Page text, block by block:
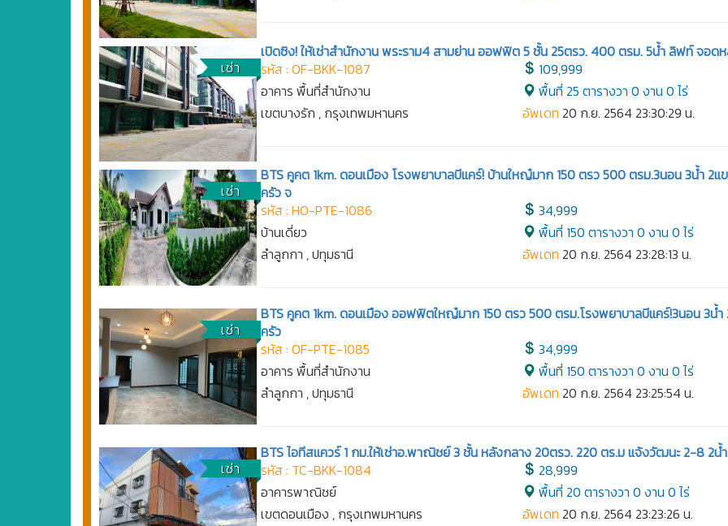
เช่า
เปิดซิง! ให้เช่าสำนักงาน พระราม4 สามย่าน ออฟฟิต 5 ชั้น 25ตรว. 400 ตรม. 5น้ำ ลิฟท์ จอด
รหัส : OF-BKK-1087
อาคาร พื้นที่สำนักงาน
เขตบางรัก , กรุงเทพมหานคร
109,999
พื้นที่ 25 ตารางวา 0 งาน 0 ไร่
อัพเดท 20 ก.ย. 2564 23:30:29 น.
เช่า
BTS คูคต 1km. ดอนเมือง โรงพยาบาลบีแคร์! บ้านใหญ๋มาก 150 ตรว 500 ตรม.3นอน 3น้ำ 2แ
ครัว จ
รหัส : HO-PTE-1086
บ้านเดี่ยว
ลำลูกกา , ปทุมธานี
34,999
พื้นที่ 150 ตารางวา 0 งาน 0 ไร่
อัพเดท 20 ก.ย. 2564 23:28:13 น.
เช่า
BTS คูคต 1km. ดอนเมือง ออฟฟิตใหญ๋มาก 150 ตรว 500 ตรม.โรงพยาบาลบีแคร์!3นอน 3น้ำ
ครัว
รหัส : OF-PTE-1085
อาคาร พื้นที่สำนักงาน
ลำลูกกา , ปทุมธานี
34,999
พื้นที่ 150 ตารางวา 0 งาน 0 ไร่
อัพเดท 20 ก.ย. 2564 23:25:54 น.
เช่า
BTS ไอทีสแควร์ 1 กม.ให้เช่าอ.พาณิชย์ 3 ชั้น หลังกลาง 20ตรว. 220 ตร.ม แจ้งวัฒนะ 2-8 2น้ำ
รหัส : TC-BKK-1084
อาคารพาณิชย์
เขตดอนเมือง , กรุงเทพมหานคร
28,999
พื้นที่ 20 ตารางวา 0 งาน 0 ไร่
อัพเดท 20 ก.ย. 2564 23:23:26 น.